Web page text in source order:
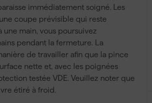
immédiatement soigné. Les
coupe prévisible qui reste
une main, vous poursuivez
pendant la fermeture. La
de travailler afin que la pince
nette et, avec les poignées
testée VDE. Veuillez noter que
étiré à froid.